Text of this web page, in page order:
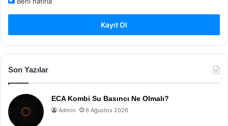
Kayıt Ol
Son Yazılar
ECA Kombi Su Basıncı Ne Olmalı?
Admin 6 Ağustos 2026